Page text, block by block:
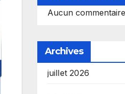
Aucun
Archives
juillet 2026